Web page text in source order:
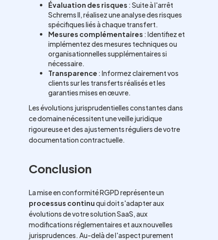
Évaluation des risques : Suite à l'arrêt
Schrems II, réalisez une analyse des risques
spécifiques liés à chaque transfert.
Mesures complémentaires : Identifiez et
implémentez des mesures techniques ou
organisationnelles supplémentaires si
nécessaire.
Transparence : Informez clairement vos
clients sur les transferts réalisés et les
garanties mises en œuvre.
Les évolutions jurisprudentielles constantes dans
ce domaine nécessitent une veille juridique
rigoureuse et des ajustements réguliers de votre
documentation contractuelle.
Conclusion
La mise en conformité RGPD représente un
processus continuqui doit s'adapter aux
évolutions de votre solution SaaS, aux
modifications réglementaires et aux nouvelles
jurisprudences. Au-delà de l'aspect purement